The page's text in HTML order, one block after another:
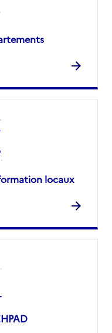
locaux